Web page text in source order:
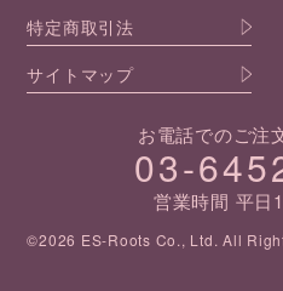
特定商取引法
サイトマップ
お電話でのご注
03-
営業時間 平日
©2026 ES-Roots Co., Ltd. All